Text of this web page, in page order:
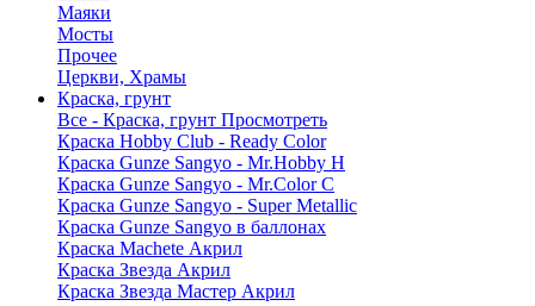
Маяки
Мосты
Прочее
Церкви, Храмы
Краска, грунт
Все - Краска, грунт Просмотреть
Краска Hobby Club - Ready Color
Краска Gunze Sangyo - Mr.Hobby H
Краска Gunze Sangyo - Mr.Color C
Краска Gunze Sangyo - Super Metallic
Краска Gunze Sangyo в баллонах
Краска Machete Акрил
Краска Звезда Акрил
Краска Звезда Мастер Акрил